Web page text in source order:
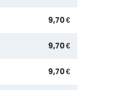
9,70 €
9,70 €
9,70 €